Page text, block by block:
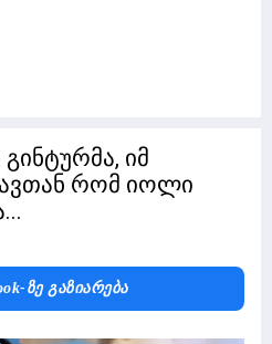
იმ
რომ იოლი
Ზე Გაზიარება